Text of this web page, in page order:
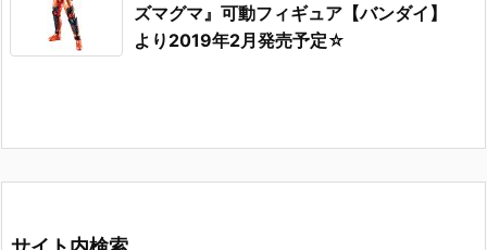
ズマグマ』可動フィギュア【バンダイ】
より2019年2月発売予定☆